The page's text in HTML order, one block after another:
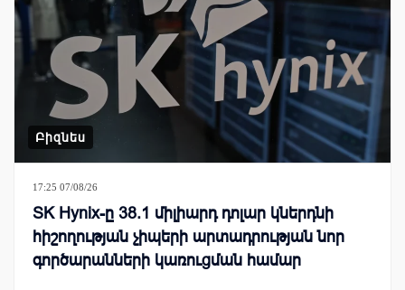
Բիզնես
17:25 07/08/26
SK Hynix-ը 38.1 միլիարդ դոլար կներդնի
հիշողության չիպերի արտադրության նոր
գործարանների կառուցման համար